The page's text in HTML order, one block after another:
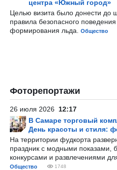
центра «Южный город»
Целью визита было донести до
правила безопасного
формирования льда.
Общество
Фоторепортажи
26 июля 2026 12:17
В Самаре торговый
День красоты и стиля:
На территории фудкорта
праздник с модными показами,
конкурсами и развлечениями
Общество 1748